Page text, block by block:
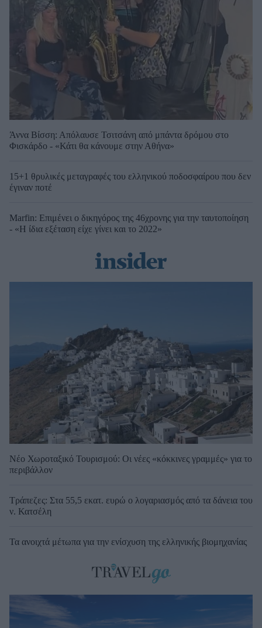
Άννα Βίσση: Απόλαυσε Τσιτσάνη από μπάντα δρόμου στο
Φισκάρδο - «Κάτι θα κάνουμε στην Αθήνα»
15+1 θρυλικές μεταγραφές του ελληνικού ποδοσφαίρου που δεν
έγιναν ποτέ
Marfin: Επιμένει ο δικηγόρος της 46χρονης για την ταυτοποίηση
- «Η ίδια εξέταση είχε γίνει και το 2022»
Νέο Χωροταξικό Τουρισμού: Οι νέες «κόκκινες γραμμές» για το
περιβάλλον
Τράπεζες: Στα 55,5 εκατ. ευρώ ο λογαριασμός από τα δάνεια του
ν. Κατσέλη
Τα ανοιχτά μέτωπα για την ενίσχυση της ελληνικής βιομηχανίας